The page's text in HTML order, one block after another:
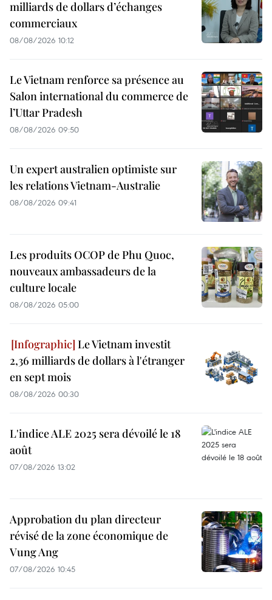
milliards de dollars d’échanges
commerciaux
08/08/2026 10:12
Le Vietnam renforce sa présence au
Salon international du commerce de
l’Uttar Pradesh
08/08/2026 09:50
Un expert australien optimiste sur
les relations Vietnam-Australie
08/08/2026 09:41
Les produits OCOP de Phu Quoc,
nouveaux ambassadeurs de la
culture locale
08/08/2026 05:00
Le Vietnam investit
2,36 milliards de dollars à l'étranger
en sept mois
08/08/2026 00:30
L'indice ALE 2025 sera dévoilé le 18
août
07/08/2026 13:02
Approbation du plan directeur
révisé de la zone économique de
Vung Ang
07/08/2026 10:45